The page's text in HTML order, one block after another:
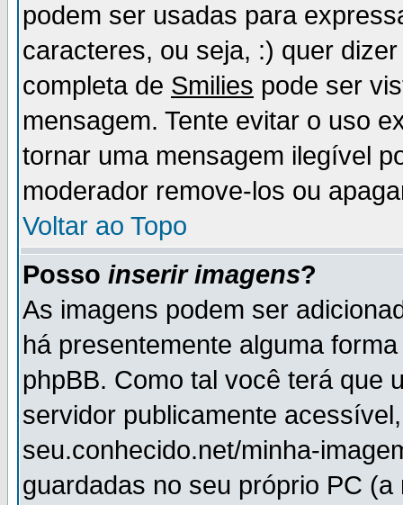
podem ser usadas para
caracteres, ou seja, :) quer
completa de Smilies pode ser
mensagem. Tente evitar o uso
tornar uma mensagem ilegível
moderador remove-los ou
Voltar ao Topo
Posso inserir imagens?
As imagens podem ser
há presentemente alguma
phpBB. Como tal você terá que
servidor publicamente
seu.conhecido.net/minha-
guardadas no seu próprio PC